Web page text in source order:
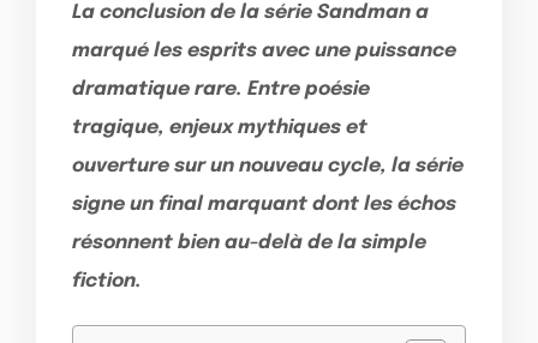
La conclusion de la série Sandman a
marqué les esprits avec une puissance
dramatique rare. Entre poésie
tragique, enjeux mythiques et
ouverture sur un nouveau cycle, la série
signe un final marquant dont les échos
résonnent bien au-delà de la simple
fiction.